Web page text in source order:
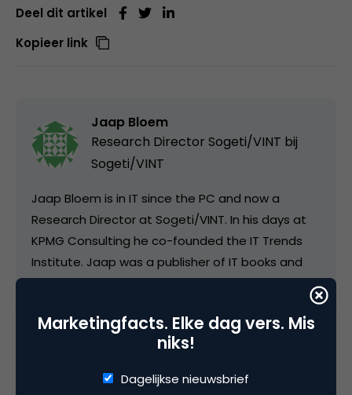
Deel dit artikel
Kopieer link
Jaap Bloem
Research Director Sogeti/VINT bij
Sogeti/VINT
Jaap Bloem is in IT since the PC and now a
Research Director at Sogeti/VINT. In his days at
KPMG Consulting he co-founded the IT Trends
Institute. Jaap was a publisher of IT books and
editor in chief of IT magazines at Wolters Kluwer.
Executive for the Dutch Chapter of ISOC, the
Internet Society. Jaap has co-authored many
evangelize ground-breaking thought and insight
Marketingfacts. Elke dag vers. Mis
niks!
Dagelijkse nieuwsbrief